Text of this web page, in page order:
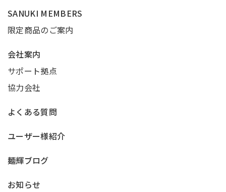
SANUKI MEMBERS
限定商品のご案内
会社案内
サポート拠点
協力会社
よくある質問
ユーザー様紹介
麺輝ブログ
お知らせ